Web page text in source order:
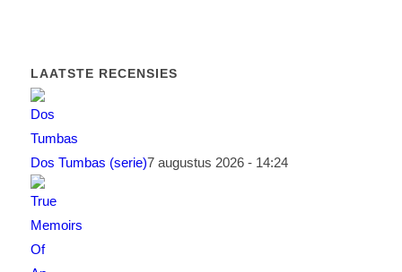
LAATSTE RECENSIES
Dos Tumbas (serie)7 augustus 2026 - 14:24